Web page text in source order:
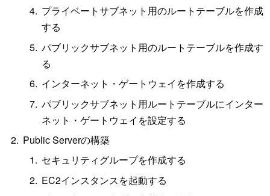
プライベートサブネット用のルートテーブルを作成
する
パブリックサブネット用のルートテーブルを作成す
る
インターネット・ゲートウェイを作成する
パブリックサブネット用ルートテーブルにインター
ネット・ゲートウェイを設定する
Public Serverの構築
セキュリティグループを作成する
EC2インスタンスを起動する